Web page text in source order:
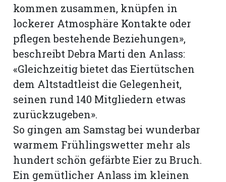
kommen zusammen, knüpfen in
lockerer Atmosphäre Kontakte oder
pflegen bestehende Beziehungen»,
beschreibt Debra Marti den Anlass:
«Gleichzeitig bietet das Eiertütschen
dem Altstadtleist die Gelegenheit,
seinen rund 140 Mitgliedern etwas
zurückzugeben».
So gingen am Samstag bei wunderbar
warmem Frühlingswetter mehr als
hundert schön gefärbte Eier zu Bruch.
Ein gemütlicher Anlass im kleinen